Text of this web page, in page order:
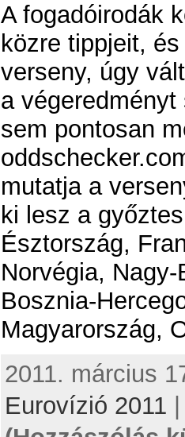
A fogadóirodák
közre tippjeit,
verseny, úgy
a
sem pontosan
mutatja a
ki lesz a
Észtország,
Norvégia,
Bosznia-
Magyarország,
2011. március
Eurovízió 2011